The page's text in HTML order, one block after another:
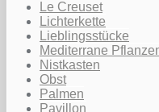
Le Creuset
Lichterkette
Lieblingsstücke
Mediterrane
Nistkasten
Obst
Palmen
Pavillon